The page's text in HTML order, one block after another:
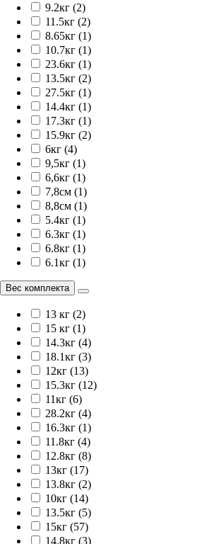
9.2кг (2)
11.5кг (2)
8.65кг (1)
10.7кг (1)
23.6кг (1)
13.5кг (2)
27.5кг (1)
14.4кг (1)
17.3кг (1)
15.9кг (2)
6кг (4)
9,5кг (1)
6,6кг (1)
7,8см (1)
8,8см (1)
5.4кг (1)
6.3кг (1)
6.8кг (1)
6.1кг (1)
Вес комплекта
13 кг (2)
15 кг (1)
14.3кг (4)
18.1кг (3)
12кг (13)
15.3кг (12)
11кг (6)
28.2кг (4)
16.3кг (1)
11.8кг (4)
12.8кг (8)
13кг (17)
13.8кг (2)
10кг (14)
13.5кг (5)
15кг (57)
14.8кг (3)